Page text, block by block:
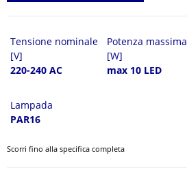
Tensione nominale
[V]
220-240 AC
Potenza massima
[W]
max 10 LED
Lampada
PAR16
Scorri fino alla specifica completa